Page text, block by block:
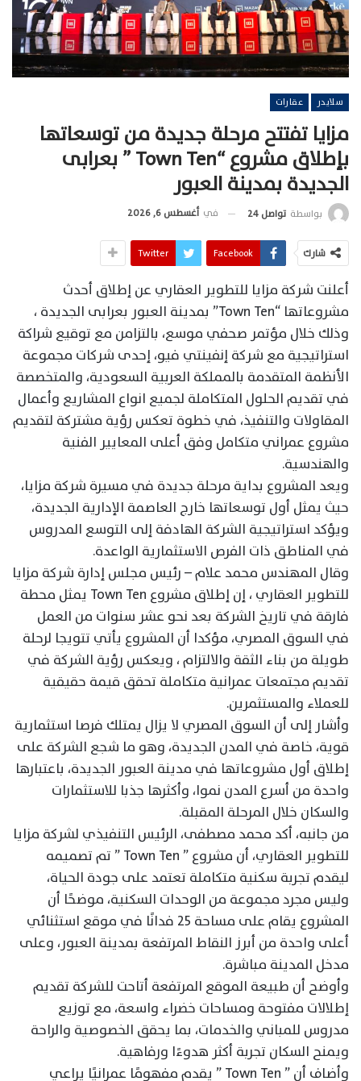
سلايدر عقارات
مزايا تفتتح مرحلة جديدة من توسعاتها
بإطلاق مشروع “Town Ten ” بعرابى
الجديدة بمدينة العبور
بواسطة تواصل 24 في أغسطس 6, 2026
شارك Facebook
Twitter
أعلنت شركة مزايا للتطوير العقاري عن إطلاق أحدث
مشروعاتها “Town Ten” بمدينة العبور بعرابى الجديدة ،
وذلك خلال مؤتمر صحفي موسع، بالتزامن مع توقيع شراكة
استراتيجية مع شركة إنفينتي فيو، إحدى شركات مجموعة
الأنظمة المتقدمة بالمملكة العربية السعودية، والمتخصصة
في تقديم الحلول المتكاملة لجميع انواع المشاريع وأعمال
المقاولات والتنفيذ، في خطوة تعكس رؤية مشتركة لتقديم
مشروع عمراني متكامل وفق أعلى المعايير الفنية
والهندسية.
ويعد المشروع بداية مرحلة جديدة في مسيرة شركة مزايا،
حيث يمثل أول توسعاتها خارج العاصمة الإدارية الجديدة،
ويؤكد استراتيجية الشركة الهادفة إلى التوسع المدروس
في المناطق ذات الفرص الاستثمارية الواعدة.
وقال المهندس محمد علام – رئيس مجلس إدارة شركة مزايا
للتطوير العقاري ، إن إطلاق مشروع Town Ten يمثل محطة
فارقة في تاريخ الشركة بعد نحو عشر سنوات من العمل
في السوق المصري، مؤكدا أن المشروع يأتي تتويجا لرحلة
طويلة من بناء الثقة والالتزام ، ويعكس رؤية الشركة في
تقديم مجتمعات عمرانية متكاملة تحقق قيمة حقيقية
للعملاء والمستثمرين.
وأشار إلى أن السوق المصري لا يزال يمتلك فرصا استثمارية
قوية، خاصة في المدن الجديدة، وهو ما شجع الشركة على
إطلاق أول مشروعاتها في مدينة العبور الجديدة، باعتبارها
واحدة من أسرع المدن نموا، وأكثرها جذبا للاستثمارات
والسكان خلال المرحلة المقبلة.
من جانبه، أكد محمد مصطفى، الرئيس التنفيذي لشركة مزايا
للتطوير العقاري، أن مشروع ” Town Ten ” تم تصميمه
ليقدم تجربة سكنية متكاملة تعتمد على جودة الحياة،
وليس مجرد مجموعة من الوحدات السكنية، موضحًا أن
المشروع يقام على مساحة 25 فدانًا في موقع استثنائي
أعلى واحدة من أبرز النقاط المرتفعة بمدينة العبور، وعلى
مدخل المدينة مباشرة.
وأوضح أن طبيعة الموقع المرتفعة أتاحت للشركة تقديم
إطلالات مفتوحة ومساحات خضراء واسعة، مع توزيع
مدروس للمباني والخدمات، بما يحقق الخصوصية والراحة
ويمنح السكان تجربة أكثر هدوءًا ورفاهية.
وأضاف أن ” Town Ten ” يقدم مفهومًا عمرانيًا يراعي